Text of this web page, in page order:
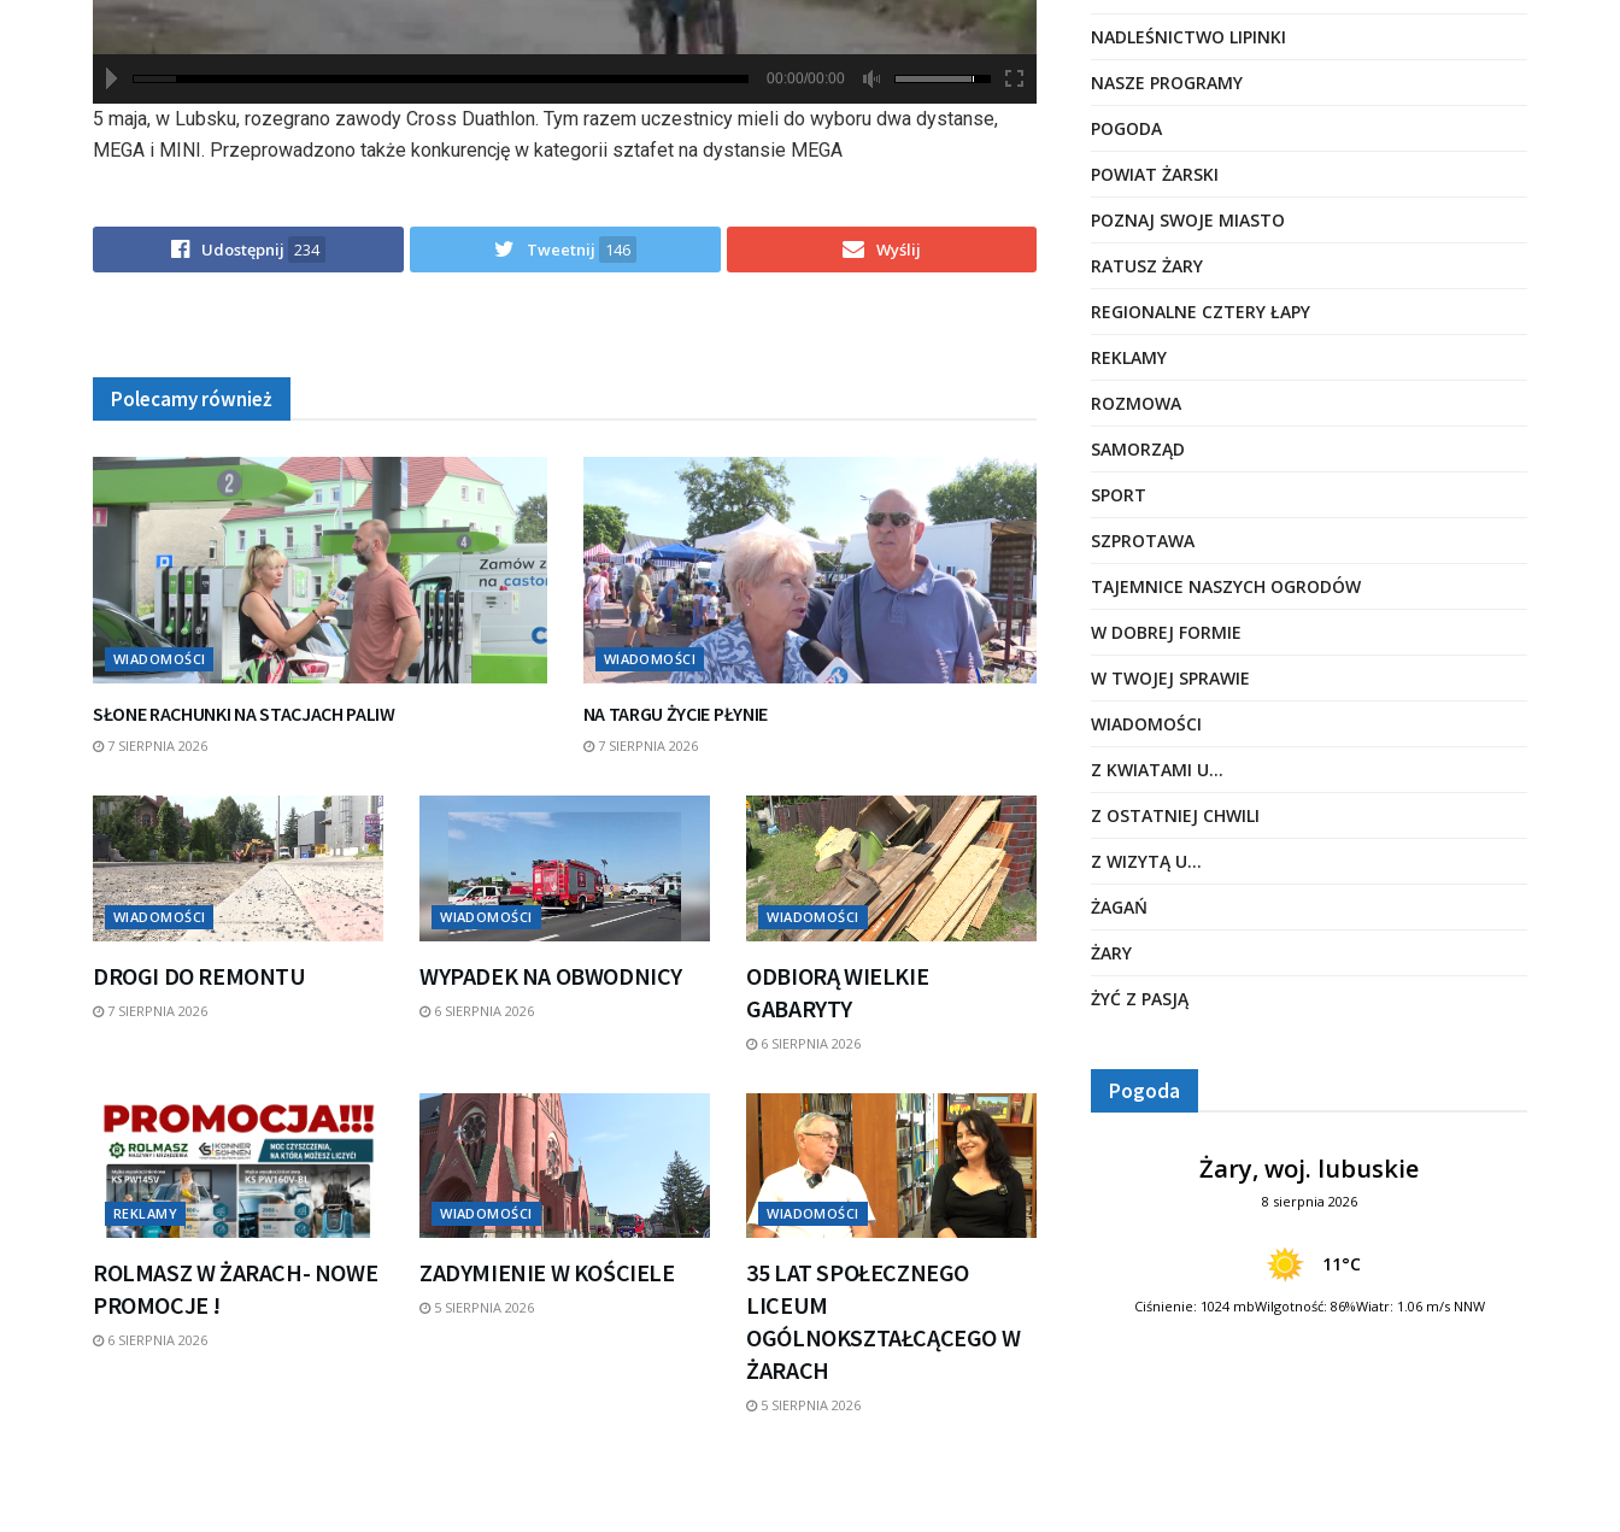
hd2880
hd2160
hd2160
hd1440
highres
hd1080
hd720
large
medium
small
tiny
00:00/00:00
5 maja, w Lubsku, rozegrano zawody Cross Duathlon. Tym razem uczestnicy mieli do wyboru dwa dystanse,
MEGA i MINI. Przeprowadzono także konkurencję w kategorii sztafet na dystansie MEGA
Udostępnij 234 Tweetnij 146 Wyślij
Polecamy również
WIADOMOŚCI
SŁONE RACHUNKI NA STACJACH PALIW
7 SIERPNIA 2026
WIADOMOŚCI
NA TARGU ŻYCIE PŁYNIE
7 SIERPNIA 2026
WIADOMOŚCI
DROGI DO REMONTU
7 SIERPNIA 2026
WIADOMOŚCI
WYPADEK NA OBWODNICY
6 SIERPNIA 2026
WIADOMOŚCI
ODBIORĄ WIELKIE
GABARYTY
6 SIERPNIA 2026
REKLAMY
ROLMASZ W ŻARACH- NOWE
PROMOCJE !
6 SIERPNIA 2026
WIADOMOŚCI
ZADYMIENIE W KOŚCIELE
5 SIERPNIA 2026
WIADOMOŚCI
35 LAT SPOŁECZNEGO
LICEUM
OGÓLNOKSZTAŁCĄCEGO W
ŻARACH
5 SIERPNIA 2026
NADLEŚNICTWO LIPINKI
NASZE PROGRAMY
POGODA
POWIAT ŻARSKI
POZNAJ SWOJE MIASTO
RATUSZ ŻARY
REGIONALNE CZTERY ŁAPY
REKLAMY
ROZMOWA
SAMORZĄD
SPORT
SZPROTAWA
TAJEMNICE NASZYCH OGRODÓW
W DOBREJ FORMIE
W TWOJEJ SPRAWIE
WIADOMOŚCI
Z KWIATAMI U…
Z OSTATNIEJ CHWILI
Z WIZYTĄ U…
ŻAGAŃ
ŻARY
ŻYĆ Z PASJĄ
Pogoda
Żary, woj. lubuskie
8 sierpnia 2026
11°C
Ciśnienie: 1024 mbWilgotność: 86%Wiatr: 1.06 m/s NNW